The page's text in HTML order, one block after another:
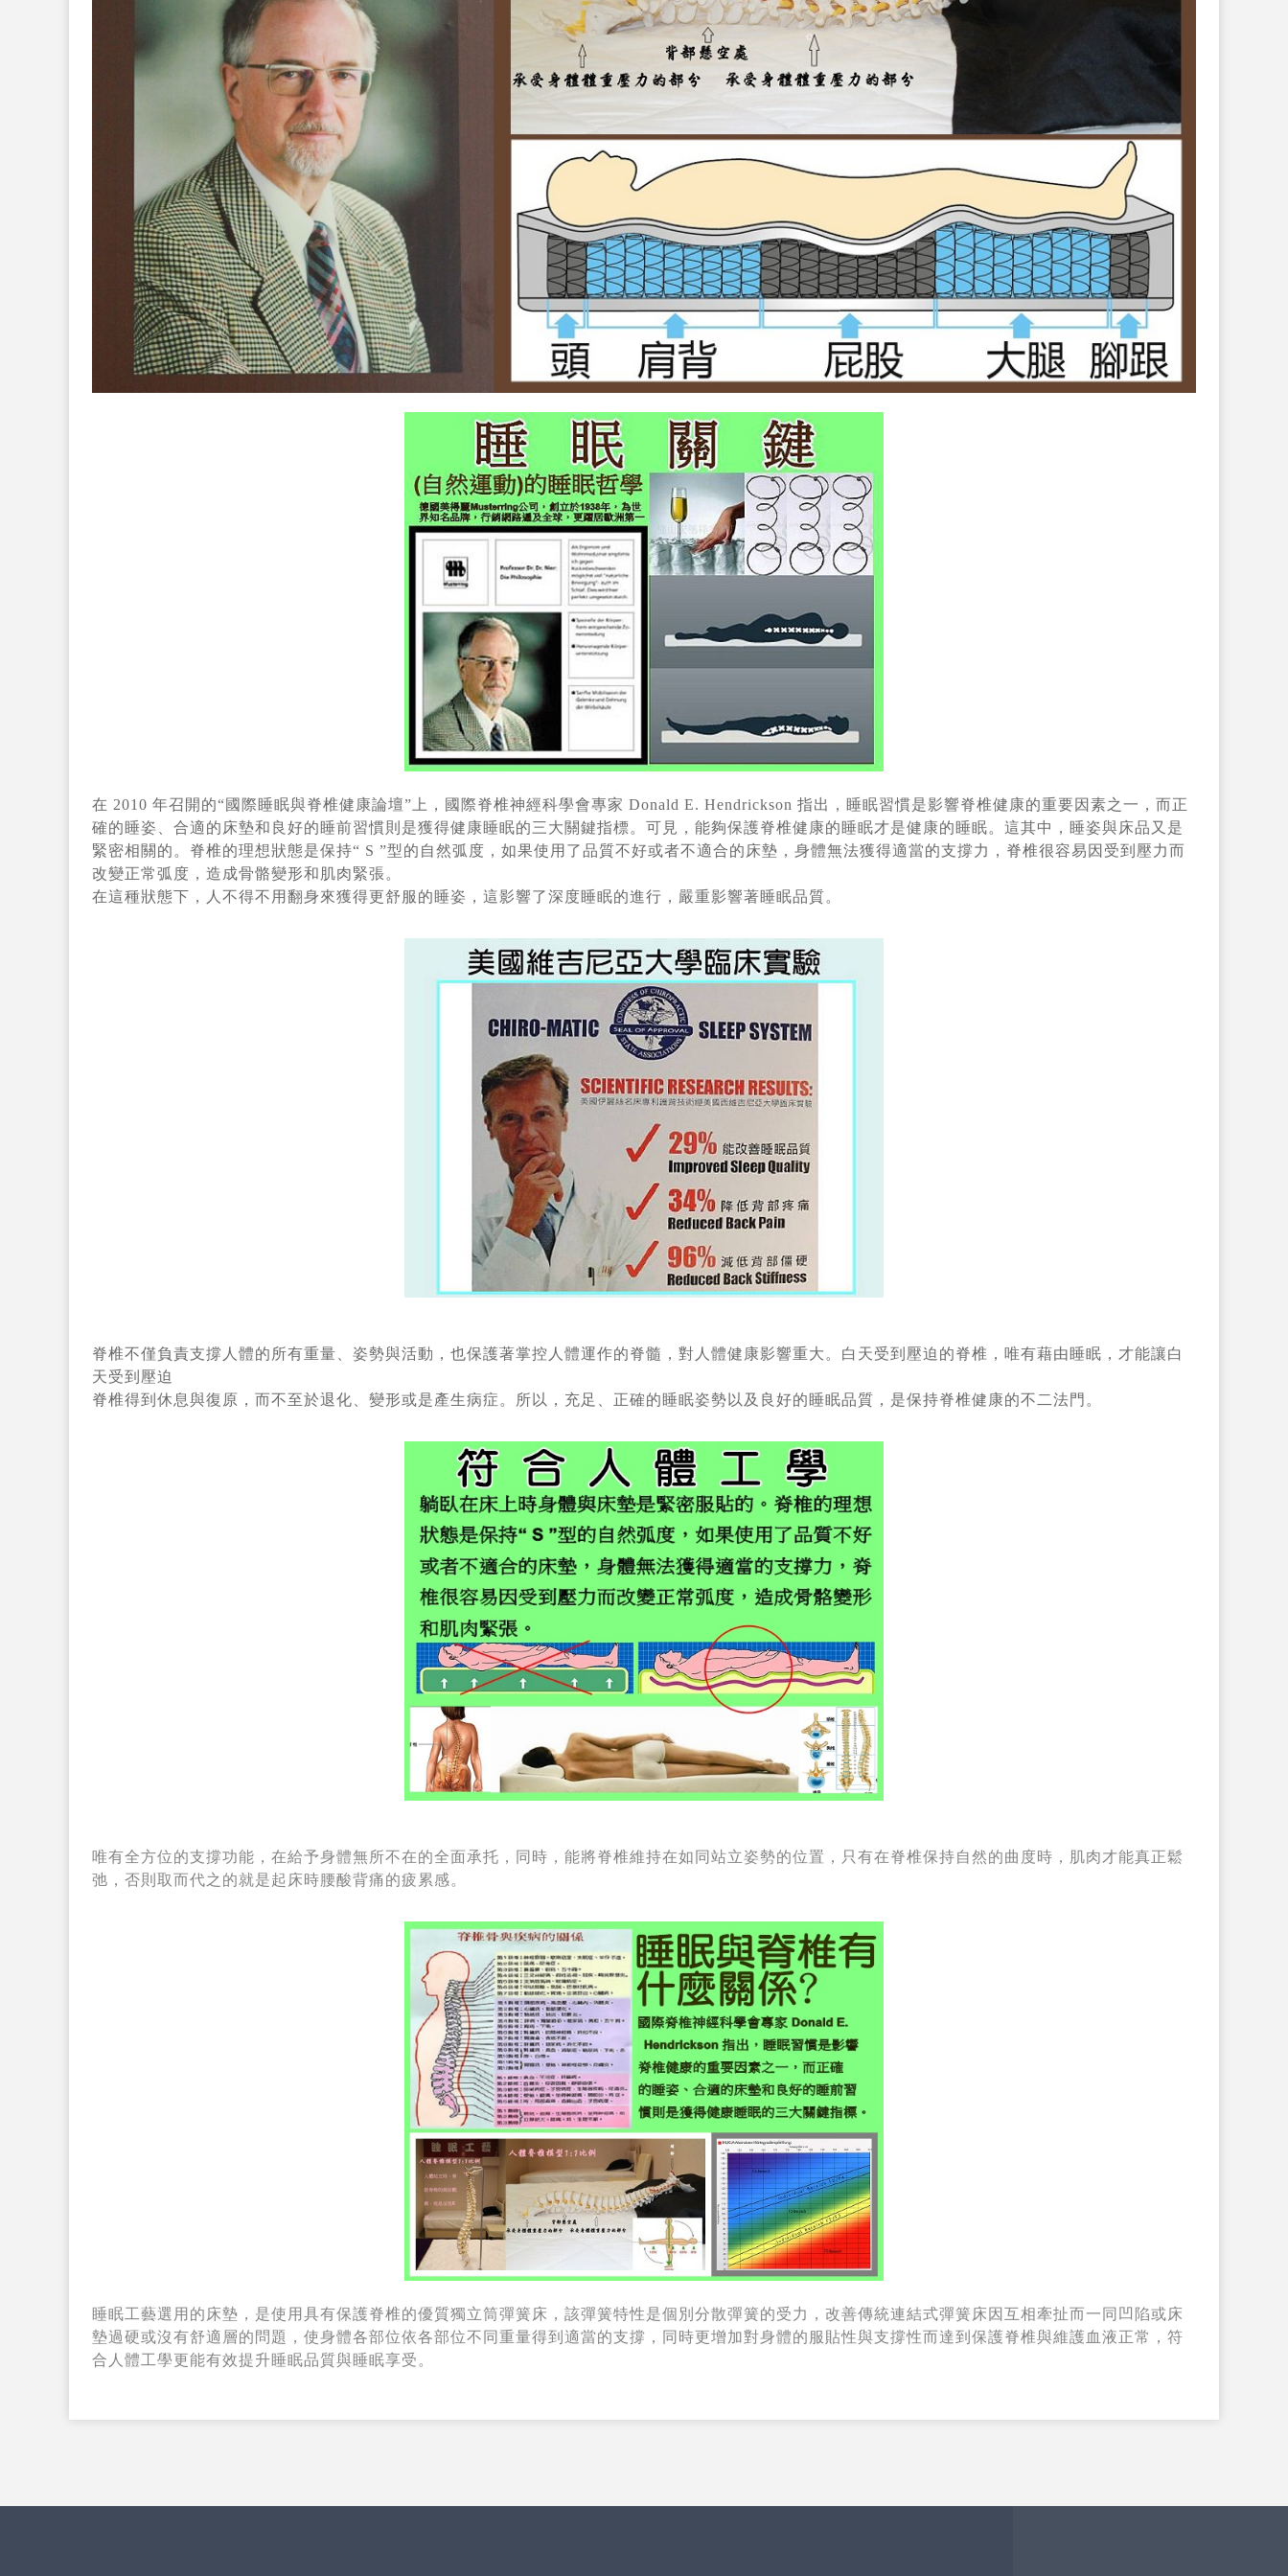
在 2010 年召開的“國際睡眠與脊椎健康論壇”上，國際脊椎神經科學會專家 Donald E. Hendrickson 指出，睡眠習慣是影響脊椎健康的重要因素之一，而正
確的睡姿、合適的床墊和良好的睡前習慣則是獲得健康睡眠的三大關鍵指標。可 見，能夠保護脊椎健康的睡眠才是健康的睡眠。 這其中，睡姿與床品又是
緊密相關的。脊椎的理想狀態是保持“ S ”型的自然弧 度，如果使用了品質不好或者不適合的床墊，身體無法獲得適當的支撐力，脊椎很容易因受到壓力而
改變正常弧度，造成骨骼變形和肌肉緊張。
在這種狀態下，
人不得不用翻身來獲得更舒服的睡姿，這影響了深度睡眠的進行，嚴重影響著睡眠品質。
脊椎不僅負責支撐人體的所有重量、姿勢與活動，也保護著掌控人體運作的脊髓，對人體健康影響重大。白天受到壓迫的脊椎，唯有藉由睡眠，才能讓白
天受到壓迫
脊椎得到休息與復原，而不至於退化、變形或是產生病症。所以，充足、正確的睡眠姿勢以及良好的睡眠品質，是保持脊椎健康的不二法門。
唯有全方位的支撐功能，在給予身體無所不在的全面承托，同時，能將脊椎維持在如同站立姿勢的位置，只有在脊椎保持自然的曲度時，肌肉才能真正鬆
弛，否則取而代之的就是起床時腰酸背痛的疲累感。
睡眠工藝選用的床墊，是使用具有保護脊椎的優質獨立筒彈簧床，該彈簧特性是個別分散彈簧的受力，改善傳統連結式彈簧床因互相牽扯而一同凹陷或床
墊過硬或沒有舒適層的問題，使身體各部位依各部位不同重量得到適當的支撐，同時更增加對身體的服貼性與支撐性而達到保護脊椎與維護血液正常，符
合人體工學更能有效提升睡眠品質與睡眠享受 。